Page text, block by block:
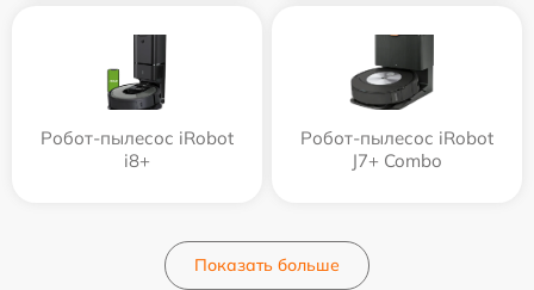
Робот-пылесос iRobot
i8+
Робот-пылесос iRobot
J7+ Combo
Показать больше